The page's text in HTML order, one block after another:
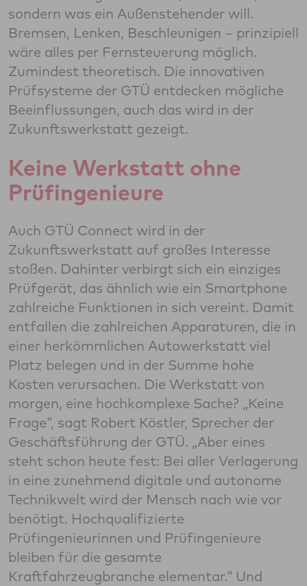
sondern was ein Außenstehender will.
Bremsen, Lenken, Beschleunigen – prinzipiell
wäre alles per Fernsteuerung möglich.
Zumindest theoretisch. Die innovativen
Prüfsysteme der GTÜ entdecken mögliche
Beeinflussungen, auch das wird in der
Zukunftswerkstatt gezeigt.
Keine Werkstatt ohne
Prüfingenieure
Auch GTÜ Connect wird in der
Zukunftswerkstatt auf großes Interesse
stoßen. Dahinter verbirgt sich ein einziges
Prüfgerät, das ähnlich wie ein Smartphone
zahlreiche Funktionen in sich vereint. Damit
entfallen die zahlreichen Apparaturen, die in
einer herkömmlichen Autowerkstatt viel
Platz belegen und in der Summe hohe
Kosten verursachen. Die Werkstatt von
morgen, eine hochkomplexe Sache? „Keine
Frage“, sagt Robert Köstler, Sprecher der
Geschäftsführung der GTÜ. „Aber eines
steht schon heute fest: Bei aller Verlagerung
in eine zunehmend digitale und autonome
Technikwelt wird der Mensch nach wie vor
benötigt. Hochqualifizierte
Prüfingenieurinnen und Prüfingenieure
bleiben für die gesamte
Kraftfahrzeugbranche elementar.“ Und